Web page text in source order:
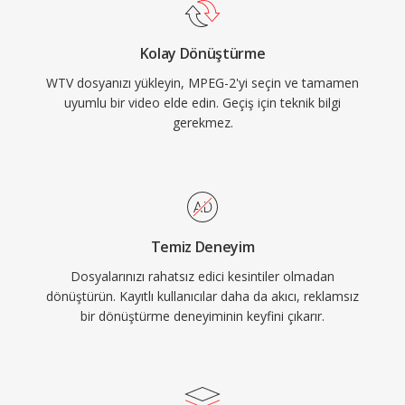
ve üçüncü taraf video araçları tarafından
işlenebilmektedir.
dağıtımı için gerekli hata dayanıklılığı
program akışı varyantı DVD&#039;ler gibi
depolama odaklı uygulamalara hizmet eder.
MPEG-2, Ana Profil Yüksek Seviye&#039;de
1920x1152&#039;ye kadar çözünürlükleri
gibi daha yeni codec&#039;ler önemli ölçüde
yayın altyapısında, kablolu ve uydu
sistemlerinde ve dünya çapında dolaşımdaki
milyarlarca DVD diskinde yerleşik konumunu
Kolay Dönüştürme
WTV dosyanızı yükleyin, MPEG-2'yi seçin ve tamamen
uyumlu bir video elde edin. Geçiş için teknik bilgi
gerekmez.
Temiz Deneyim
Dosyalarınızı rahatsız edici kesintiler olmadan
dönüştürün. Kayıtlı kullanıcılar daha da akıcı, reklamsız
bir dönüştürme deneyiminin keyfini çıkarır.